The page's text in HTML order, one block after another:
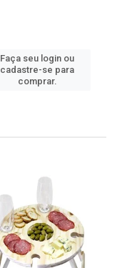
Faça seu login ou
cadastre-se para
comprar.